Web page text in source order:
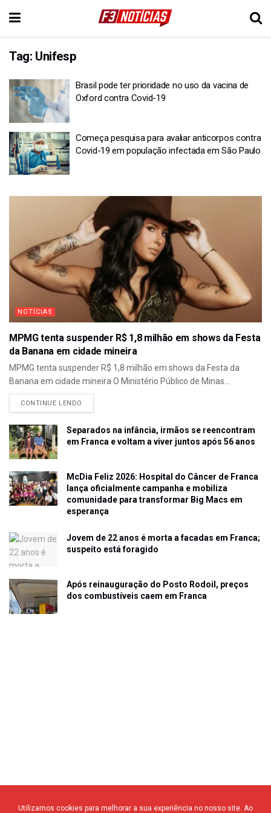
Tag: Unifesp
Brasil pode ter prioridade no uso da vacina de
Oxford contra Covid-19
Começa pesquisa para avaliar anticorpos contra
Covid-19 em população infectada em São Paulo
NOTÍCIAS
MPMG tenta suspender R$ 1,8 milhão em shows da Festa
da Banana em cidade mineira
MPMG tenta suspender R$ 1,8 milhão em shows da Festa da
Banana em cidade mineira O Ministério Público de Minas...
CONTINUE LENDO
Separados na infância, irmãos se reencontram
em Franca e voltam a viver juntos após 56 anos
McDia Feliz 2026: Hospital do Câncer de Franca
lança oficialmente campanha e mobiliza
comunidade para transformar Big Macs em
esperança
Jovem de 22 anos é morta a facadas em Franca;
suspeito está foragido
Após reinauguração do Posto Rodoil, preços
dos combustíveis caem em Franca